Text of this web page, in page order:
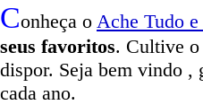
Conheça o Ache Tudo
seus favoritos. Cultive o
dispor. Seja bem vindo ,
cada ano.